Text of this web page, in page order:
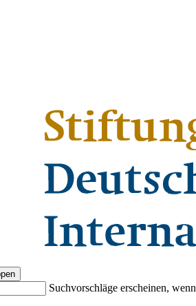
Suchvorschläge erscheinen,